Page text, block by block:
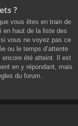
?
vous êtes en train de
en haut de la liste des
vous ne voyez pas ce
ou le temps d’attente
encore été atteint. Il est
en y répondant, mais
du forum.